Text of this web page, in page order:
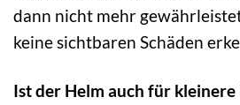
dann nicht mehr
keine sichtbaren Schäden
Ist der Helm auch für